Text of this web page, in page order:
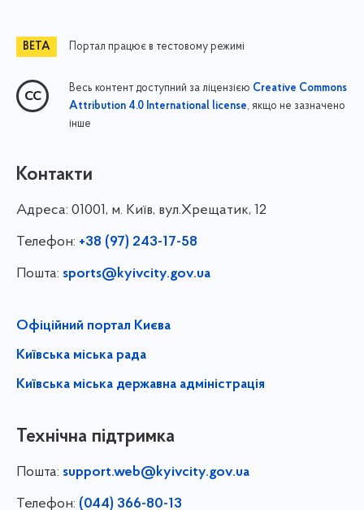
Портал працює в тестовому режимі
Весь контент доступний за ліцензією Creative Commons
Attribution 4.0 International license, якщо не зазначено
інше
Контакти
Адреса: 01001, м. Київ, вул.Хрещатик, 12
Телефон: +38 (97) 243-17-58
Пошта: sports@kyivcity.gov.ua
Офіційний портал Києва
Київська міська рада
Київська міська державна адміністрація
Технічна підтримка
Пошта: support.web@kyivcity.gov.ua
Телефон: (044) 366-80-13